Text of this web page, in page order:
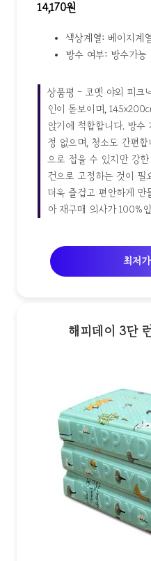
14,170원
색상계열: 베이지계
방수 여부: 방수가능
상품평 - 코멧 야외 피크
인이 돋보이며,
앉기에 적합합니다. 방수
정 없으며, 청소도 간편
으로 접을 수 있지만 강
건으로 고정하는 것이 필
더욱 즐겁고 편안하게 만
아 재구매 의사가 100%
최저
해피데이 3단